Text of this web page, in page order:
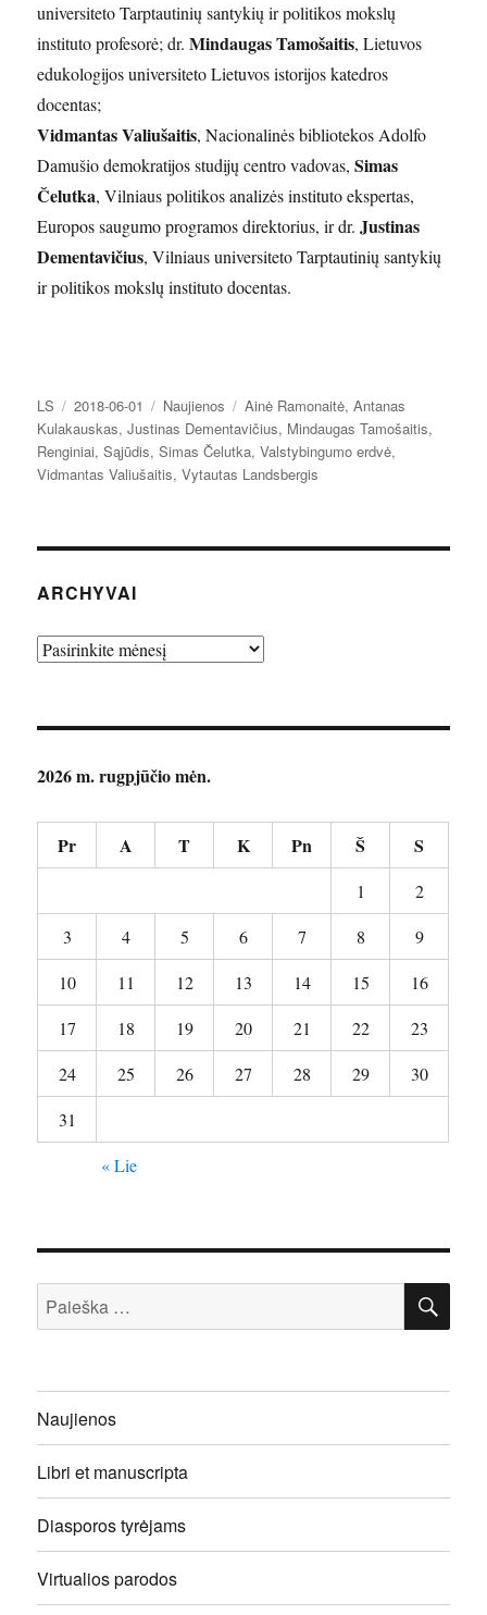
universiteto Tarptautinių santykių ir politikos mokslų
instituto profesorė; dr.Mindaugas Tamošaitis, Lietuvos
edukologijos universiteto Lietuvos istorijos katedros
docentas;
Vidmantas Valiušaitis, Nacionalinės bibliotekos Adolfo
Damušio demokratijos studijų centro vadovas,Simas
Čelutka, Vilniaus politikos analizės instituto ekspertas,
Europos saugumo programos direktorius, ir dr.Justinas
Dementavičius, Vilniaus universiteto Tarptautinių santykių
ir politikos mokslų instituto docentas.
Autorius
LS Paskelbta
2018-06-01 Kategorijos
Naujienos Žymos
Ainė Ramonaitė,Antanas
Kulakauskas,Justinas Dementavičius, Mindaugas Tamošaitis,
Renginiai,Sąjūdis,Simas Čelutka,Valstybingumo erdvė,
Vidmantas Valiušaitis,Vytautas Landsbergis
ARCHYVAI
Archyvai
2026 m. rugpjūčio mėn.
Pr A T K Pn Š S
1
2
3
4 5 6 7 8
9
10
11 12 13 14 15
16
17
18 19 20 21 22
23
24
25 26 27 28 29
30
31
« Lie
Ieškoti:
Naujienos
Libri et manuscripta
Diasporos tyrėjams
Virtualios parodos